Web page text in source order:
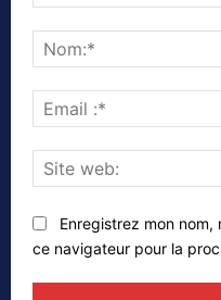
Enregistrez mon nom,
ce navigateur pour la